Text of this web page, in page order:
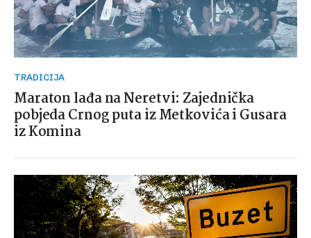
TRADICIJA
Maraton lađa na Neretvi: Zajednička
pobjeda Crnog puta iz Metkovića i Gusara
iz Komina